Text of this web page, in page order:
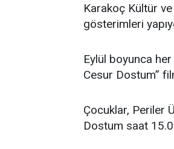
Karakoç Kültür
gösterimleri
Eylül boyunca
Cesur Dostum”
Çocuklar, Periler
Dostum saat